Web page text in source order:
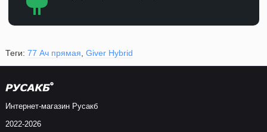
Теги: 77 Ач прямая Giver Hybrid
Интернет-магазин Русакб
2022-2026